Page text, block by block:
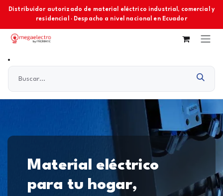
Ir al contenido
Distribuidor autorizado de material eléctrico industrial, comercial y
residencial · Despacho a nivel nacional en Ecuador
Material eléctrico
para tu hogar,